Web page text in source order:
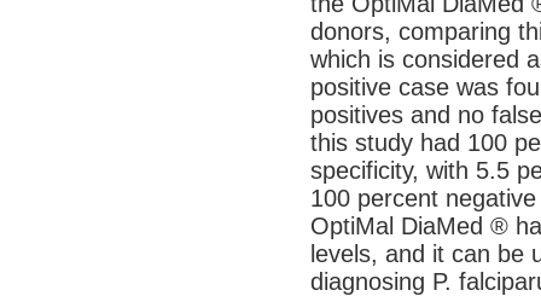
donors, comparing
which is considered
positive case was
positives and no
this study had 100
specificity, with 5.5
100 percent
OptiMal DiaMed ®
levels, and it can be
diagnosing P.